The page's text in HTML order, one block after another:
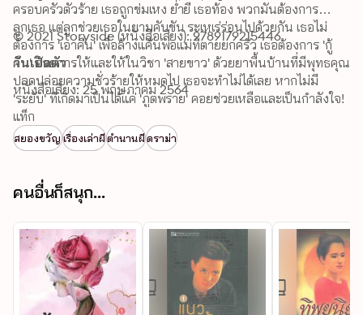
ครอบครัวตัวร้าย เธอถูกข่มเหง ย่ำยี เธอท้อง พวกมันต้องการ
ลูกเธอ แต่ลูกช่วยเธอในยามคับขัน ระเหเร่ร่อนไปด้วยกัน เธอไม่
ต้องการ 'เอาคืน' เพื่อล้างแค้นพ่อแม่ที่ตายยกครัว เธอต้องการ 'กู้
คืน' ด้วยการให้และให้ในวิชา 'สายขาว' ด้วยยาพื้นบ้านที่มีพุทธคุณ
ปลดปล่อยความชั่วร้ายให้หมดไป เธอจะทำไม่ได้เลย หากไม่มี
'ระยับ' ที่เกิดมาเป็นได้แค่ 'ภูตพราย' คอยช่วยเหลือและเป็นกำลังใจ!
© 2021 Storyside (หนังสือเสียง): 9789179215446
วันเปิดตัว
หนังสือเสียง: 25 พฤษภาคม 2564
แท็ก
สยองขวัญเรื่องเล่าผีตำนานผีดราม่า
คนอื่นก็สนุก...